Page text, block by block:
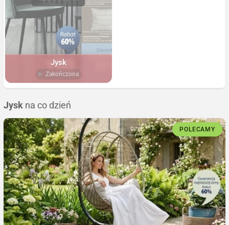
Jysk
Zakończona
Jysk na co dzień
POLECAMY